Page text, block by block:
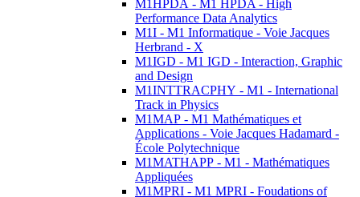
M1HPDA - M1 HPDA - High
Performance Data Analytics
M1I - M1 Informatique - Voie Jacques
Herbrand - X
M1IGD - M1 IGD - Interaction, Graphic
and Design
M1INTTRACPHY - M1 - International
Track in Physics
M1MAP - M1 Mathématiques et
Applications - Voie Jacques Hadamard -
École Polytechnique
M1MATHAPP - M1 - Mathématiques
Appliquées
M1MPRI - M1 MPRI - Foudations of